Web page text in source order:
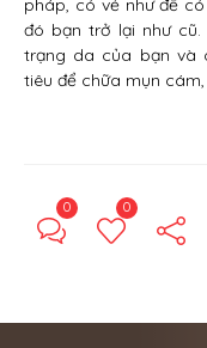
pháp, có vẻ như để
đó bạn trở lại như
trạng da của bạn và
tiêu để chữa mụn
0 0